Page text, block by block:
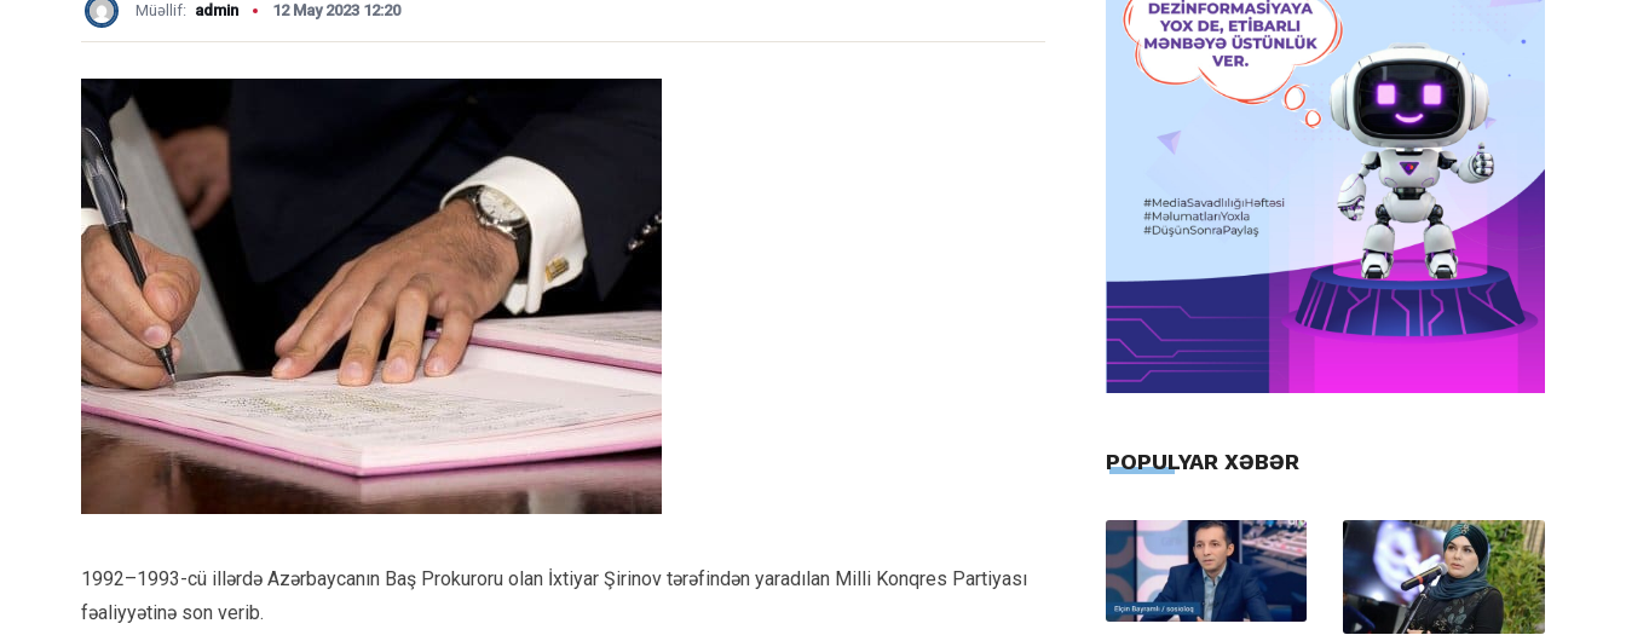
Müəllif: admin 12 May 2023 12:20
1992–1993-cü illərdə Azərbaycanın Baş Prokuroru olan İxtiyar Şirinov tərəfindən yaradılan Milli Konqres Partiyası
fəaliyyətinə son verib.
POPULYAR XƏBƏR